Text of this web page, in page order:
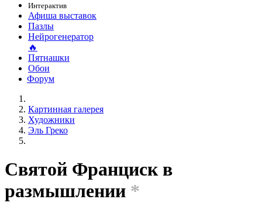
Интерактив
Афиша выставок
Пазлы
Нейрогенератор
🔥
Пятнашки
Обои
Форум
Картинная галерея
Художники
Эль Греко
Святой Франциск в
размышлении *